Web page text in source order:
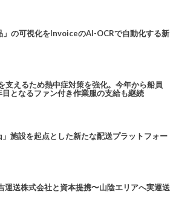
の可視化をInvoiceのAI-OCRで自動化する新
支えるため熱中症対策を強化。今年から船員
となるファン付き作業服の支給も継続
施設を起点とした新たな配送プラットフォー
送株式会社と資本提携〜山陰エリアへ実運送